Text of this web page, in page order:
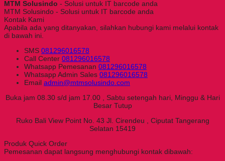
MTM Solusindo - Solusi untuk IT barcode anda
MTM Solusindo - Solusi untuk IT barcode anda
Kontak Kami
Apabila ada yang ditanyakan, silahkan hubungi kami melalui kontak
di bawah ini.
SMS 081296016578
Call Center 081296016578
Whatsapp Pemesanan 081296016578
WhatsappAdmin Sales 081296016578
Email admin@mtmsolusindo.com
Buka jam 08.30 s/d jam 17.00 , Sabtu setengah hari, Minggu & Hari
Besar Tutup
Ruko Bali View Point No. 43 Jl. Cirendeu , Ciputat Tangerang
Selatan 15419
Produk Quick Order
Pemesanan dapat langsung menghubungi kontak dibawah: